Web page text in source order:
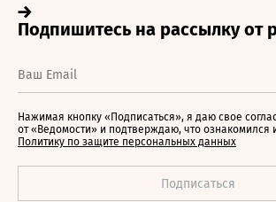
Нажимая кнопку «Подписаться», я даю свое
от «Ведомости» и подтверждаю, что ознакомился
Политику по защите персональных данных